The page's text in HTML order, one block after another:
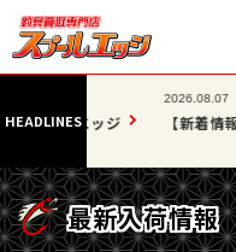
HEADLINES
エッジ
2026.08.07 入荷情報
【新着情報】ロッ
最新入荷情報